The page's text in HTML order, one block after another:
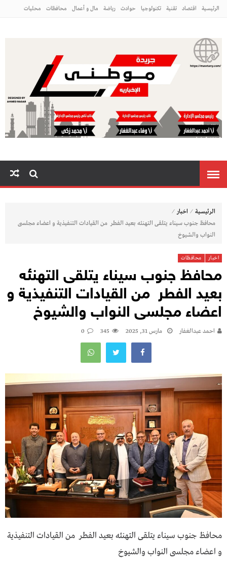
الرئيسية اقتصاد تقنية تكنولوجيا حوادث رياضة مال و أعمال محافظات محليات
الرئيسية ⁄ اخبار ⁄
محافظ جنوب سيناء يتلقى التهنئه بعيد الفطر من القيادات التنفيذية و اعضاء مجلسى
النواب والشيوخ
اخبار محافظات
محافظ جنوب سيناء يتلقى التهنئه
بعيد الفطر من القيادات التنفيذية و
اعضاء مجلسى النواب والشيوخ
احمد عبدالغفار مارس 31, 2025 345
0
محافظ جنوب سيناء يتلقى التهنئه بعيد الفطر من القيادات التنفيذية
و اعضاء مجلسى النواب والشيوخ